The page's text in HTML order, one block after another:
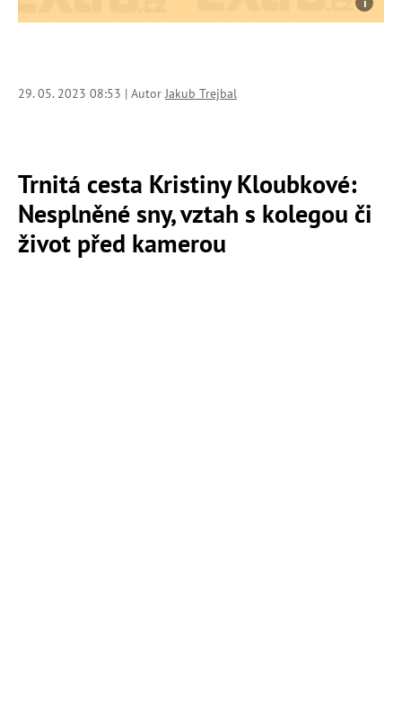
29. 05. 2023 08:53 | AutorJakub Trejbal
Trnitá cesta Kristiny Kloubkové:
Nesplněné sny, vztah s kolegou či
život před kamerou